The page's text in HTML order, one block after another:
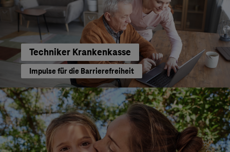
Techniker Krankenkasse
Impulse für die Barrierefreiheit